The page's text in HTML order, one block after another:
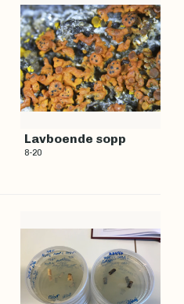
Lavboende sopp
8-20